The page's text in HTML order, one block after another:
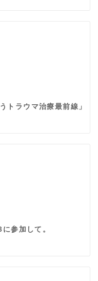
トラウマ治療最前線」
参加して。